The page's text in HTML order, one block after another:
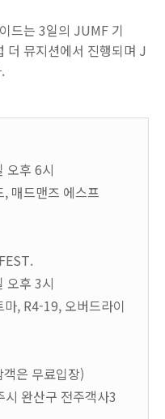
드는 3일의 JUMF 기
더 뮤지션에서 진행되며 J
오후 6시
매드맨즈 에스프
오후 3시
, R4-19, 오버드라이
은 무료입장)
완산구 전주객사3